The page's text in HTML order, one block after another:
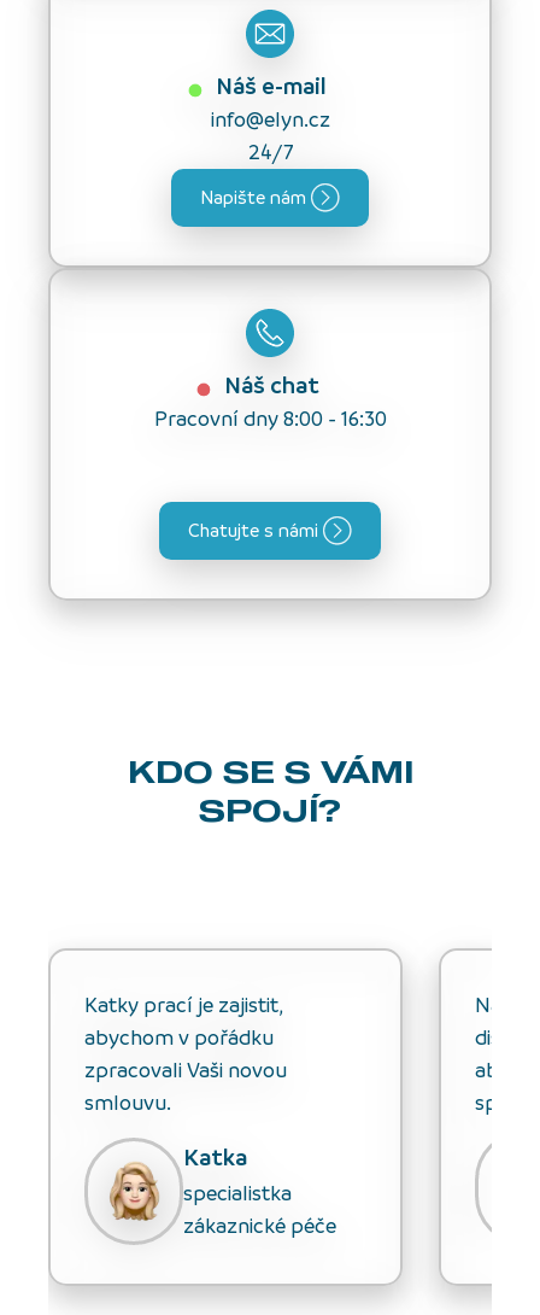
Náš e-mail
info@elyn.cz
24/7
Napište nám
Náš chat
Pracovní dny 8:00 - 16:30
Chatujte s námi
KDO SE S VÁMI
SPOJÍ?
Katky prací je zajistit,
abychom v pořádku
zpracovali Vaši novou
smlouvu.
Katka
specialistka
zákaznické péče
aby